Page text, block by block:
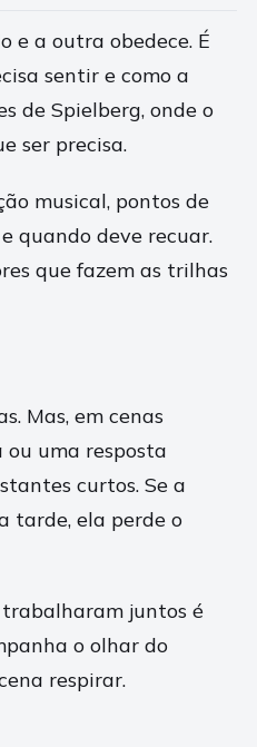
e a outra obedece. É
sentir e como a
de Spielberg, onde o
ser precisa.
musical, pontos de
quando deve recuar.
que fazem as trilhas
Mas, em cenas
uma resposta
curtos. Se a
tarde, ela perde o
trabalharam juntos é
o olhar do
respirar.